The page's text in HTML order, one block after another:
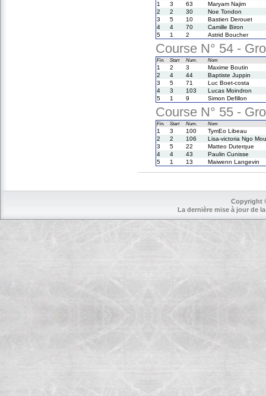
1 3 63
Maryam Najim
2
2 30
Noe Tondon
3
5 10
Bastien Derouet
4
4 70
Camille Biron
5
1 2 Astrid Boucher
Course N° 54 -
Fin. Start Num. Nom
1 2 3
Maxime Boutin
2
4 44
Baptiste Juppin
3
5 71
Luc Boet-costa
4
3 103
Lucas Moindron
5
1 9 Simon Defillon
Course N° 55 -
Fin. Start Num. Nom
1 3 100
TymEo Libeau
2
2 106
Lisa-victoria Ngo
3
5 22
Matteo Duterque
4
4 43
Paulin Cunisse
5
1 13 Maiwenn Langevin
Copyright
La dernière mise à jour de